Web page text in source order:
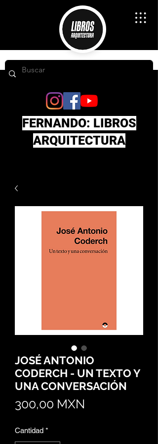
FERNANDO: LIBROS
ARQUITECTURA
JOSÉ ANTONIO
CODERCH - UN TEXTO Y
UNA CONVERSACIÓN
300,00 MXN
Cantidad *